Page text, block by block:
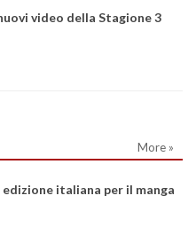
video della Stagione 3
More »
italiana per il manga